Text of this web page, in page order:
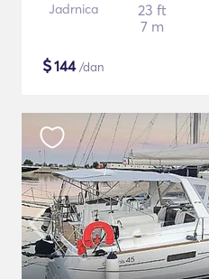
Jadrnica
23 ft
7 m
$144/dan